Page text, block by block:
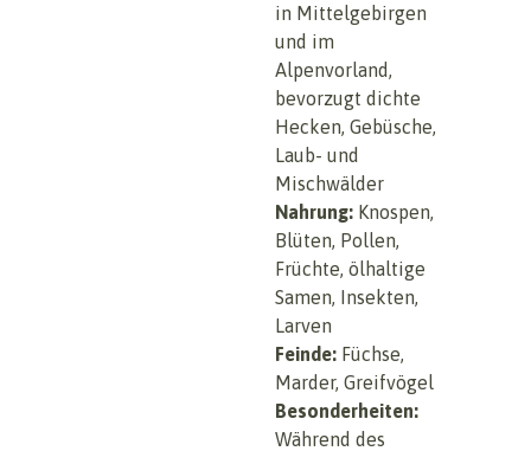
in Mittelgebirgen
und im
Alpenvorland,
bevorzugt dichte
Hecken, Gebüsche,
Laub- und
Mischwälder
Nahrung: Knospen,
Blüten, Pollen,
Früchte, ölhaltige
Samen, Insekten,
Larven
Feinde: Füchse,
Marder, Greifvögel
Besonderheiten:
Während des